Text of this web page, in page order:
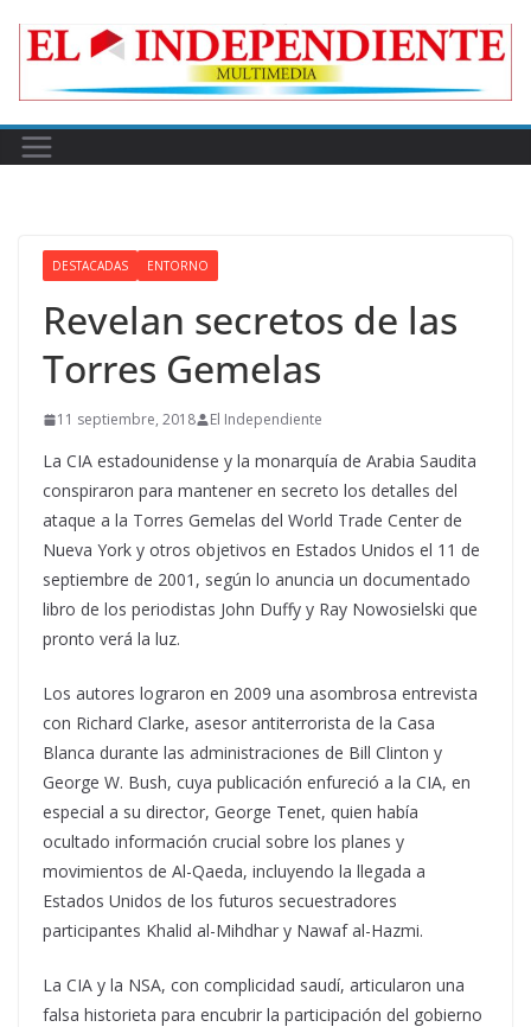
DESTACADAS ENTORNO
Revelan secretos de las
Torres Gemelas
11 septiembre, 2018 El Independiente
La CIA estadounidense y la monarquía de Arabia Saudita
conspiraron para mantener en secreto los detalles del
ataque a la Torres Gemelas del World Trade Center de
Nueva York y otros objetivos en Estados Unidos el 11 de
septiembre de 2001, según lo anuncia un documentado
libro de los periodistas John Duffy y Ray Nowosielski que
pronto verá la luz.
Los autores lograron en 2009 una asombrosa entrevista
con Richard Clarke, asesor antiterrorista de la Casa
Blanca durante las administraciones de Bill Clinton y
George W. Bush, cuya publicación enfureció a la CIA, en
especial a su director, George Tenet, quien había
ocultado información crucial sobre los planes y
movimientos de Al-Qaeda, incluyendo la llegada a
Estados Unidos de los futuros secuestradores
participantes Khalid al-Mihdhar y Nawaf al-Hazmi.
La CIA y la NSA, con complicidad saudí, articularon una
falsa historieta para encubrir la participación del gobierno